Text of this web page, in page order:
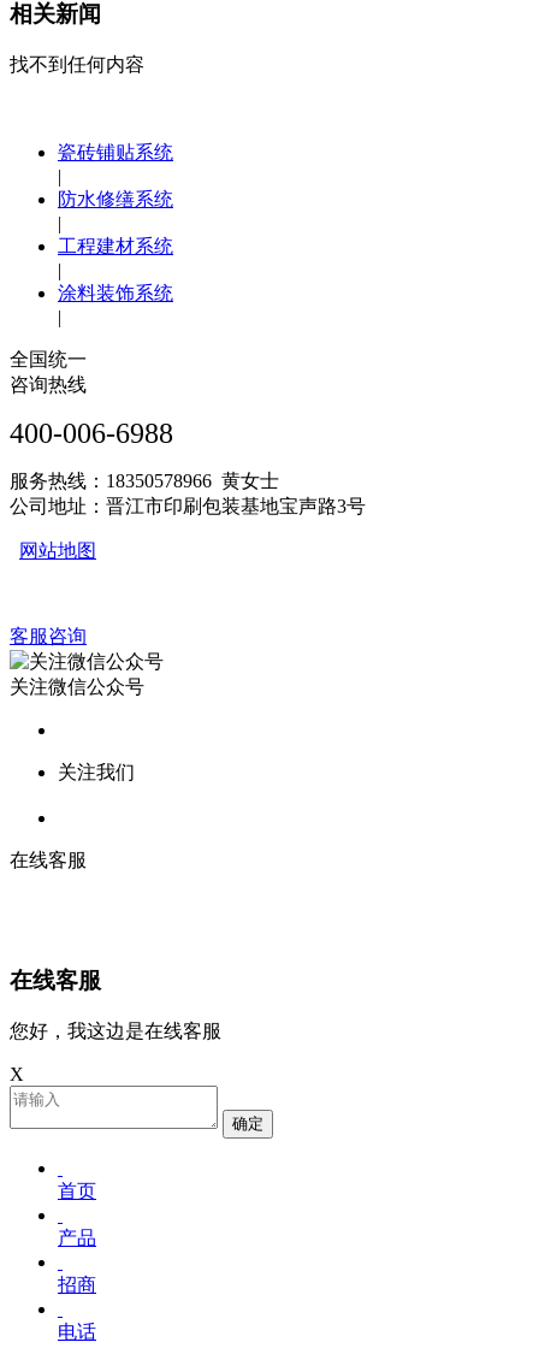
相关新闻
找不到任何内容
瓷砖铺贴系统
|
防水修缮系统
|
工程建材系统
|
涂料装饰系统
|
全国统一
咨询热线
400-006-6988
服务热线：18350578966 黄女士
公司地址：晋江市印刷包装基地宝声路3号
网站地图
客服咨询
关注微信公众号
关注我们
在线客服
在线客服
您好，我这边是在线客服
X
确定
首页
产品
招商
电话